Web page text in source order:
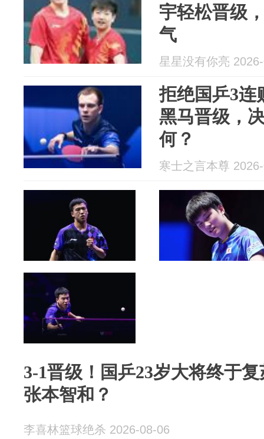
宇轻松晋级
气
星星没有你亮
拒绝国乒3连
黑马晋级，
何？
寒士之言本尊
3-1晋级！国乒23岁大将终于
张本智和？
李喜林篮球绝杀 2026-08-06